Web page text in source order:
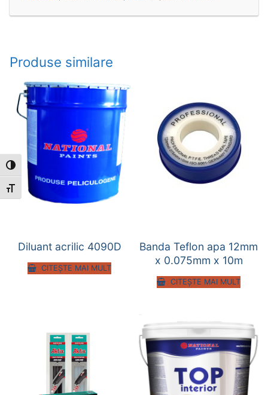
Toggle High Contrast
Toggle Font size
Produse similare
Diluant acrilic 4090D
CITEȘTE MAI MULT
Banda Teflon apa 12mm
x 0.075mm x 10m
CITEȘTE MAI MULT